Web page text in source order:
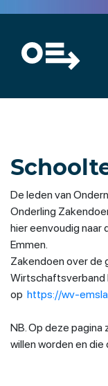
De leden van
Onderling
hier eenvoudig naar
Emmen.
Zakendoen over de
Wirtschaftsverband
op https://wv-
NB. Op deze pagina
willen worden en